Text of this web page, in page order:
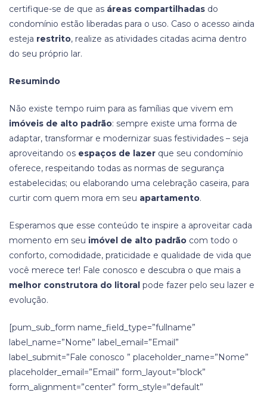
certifique-se de que as áreas compartilhadas do
condomínio estão liberadas para o uso. Caso o acesso ainda
esteja restrito, realize as atividades citadas acima dentro
do seu próprio lar.
Resumindo
Não existe tempo ruim para as famílias que vivem em
imóveis de alto padrão: sempre existe uma forma de
adaptar, transformar e modernizar suas festividades – seja
aproveitando os espaços de lazer que seu condomínio
oferece, respeitando todas as normas de segurança
estabelecidas; ou elaborando uma celebração caseira, para
curtir com quem mora em seu apartamento.
Esperamos que esse conteúdo te inspire a aproveitar cada
momento em seu imóvel de alto padrão com todo o
conforto, comodidade, praticidade e qualidade de vida que
você merece ter! Fale conosco e descubra o que mais a
melhor construtora do litoral pode fazer pelo seu lazer e
evolução.
[pum_sub_form name_field_type=”fullname”
label_name=”Nome” label_email=”Email”
label_submit=”Fale conosco ” placeholder_name=”Nome”
placeholder_email=”Email” form_layout=”block”
form_alignment=”center” form_style=”default”